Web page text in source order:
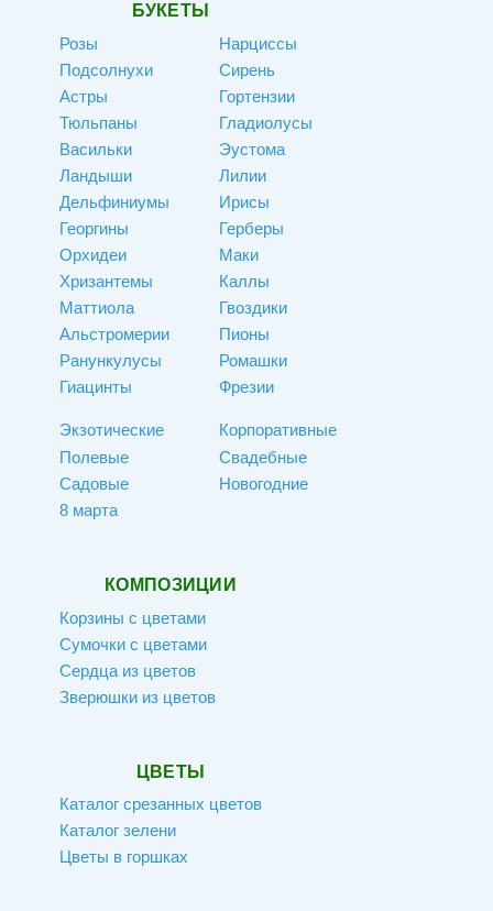
БУКЕТЫ
Розы
Подсолнухи
Астры
Тюльпаны
Васильки
Ландыши
Дельфиниумы
Георгины
Орхидеи
Хризантемы
Маттиола
Альстромерии
Ранункулусы
Гиацинты
Экзотические
Нарциссы
Сирень
Гортензии
Гладиолусы
Эустома
Лилии
Ирисы
Герберы
Маки
Каллы
Гвоздики
Пионы
Ромашки
Фрезии
Корпоративные
Полевые
Садовые
8 марта
Свадебные
Новогодние
КОМПОЗИЦИИ
Корзины с цветами
Сумочки с цветами
Сердца из цветов
Зверюшки из цветов
ЦВЕТЫ
Каталог срезанных цветов
Каталог зелени
Цветы в горшках